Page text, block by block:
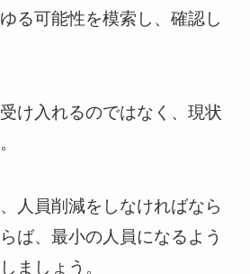
る可能性を模索し、確認し
け入れるのではなく、現状
人員削減をしなければなら
ば、最小の人員になるよう
ましょう。